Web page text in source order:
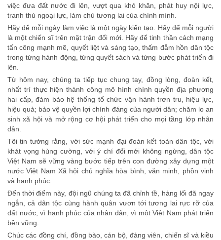
việc đưa đất nước đi lên, vượt qua khó khăn, phát huy nội lực,
tranh thủ ngoại lực, làm chủ tương lai của chính mình.
Hãy để mỗi ngày làm việc là một ngày kiến tạo. Hãy để mỗi người
là một chiến sĩ trên mặt trận đổi mới. Hãy để tinh thần cách mạng
tấn công mạnh mẽ, quyết liệt và sáng tạo, thấm đẫm hồn dân tộc
trong từng hành động, từng quyết sách và từng bước phát triển đi
lên.
Từ hôm nay, chúng ta tiếp tục chung tay, đồng lòng, đoàn kết,
nhất trí thực hiện thành công mô hình chính quyền địa phương
hai cấp, đảm bảo hệ thống tổ chức vận hành trơn tru, hiệu lực,
hiệu quả; bảo vệ quyền lợi chính đáng của người dân; chăm lo an
sinh xã hội và mở rộng cơ hội phát triển cho mọi tầng lớp nhân
dân.
Tôi tin tưởng rằng, với sức mạnh đại đoàn kết toàn dân tộc, với
khát vọng hùng cường, với ý chí đổi mới không ngừng, dân tộc
Việt Nam sẽ vững vàng bước tiếp trên con đường xây dựng một
nước Việt Nam Xã hội chủ nghĩa hòa bình, văn minh, phồn vinh
và hạnh phúc.
Đến thời điểm này, đội ngũ chúng ta đã chỉnh tề, hàng lối đã ngay
ngắn, cả dân tộc cùng hành quân vươn tới tương lai rực rỡ của
đất nước, vì hạnh phúc của nhân dân, vì một Việt Nam phát triển
bền vững.
Chúc các đồng chí, đồng bào, cán bộ, đảng viên, chiến sĩ và kiều